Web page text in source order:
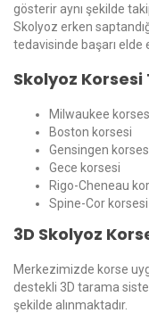
gösterir aynı şekilde
Skolyoz erken
tedavisinde başarı
Skolyoz
Milwaukee
Boston korsesi
Gensingen
Gece korsesi
Rigo-Cheneau
Spine-Cor korsesi
3D Skolyoz
Merkezimizde korse
destekli 3D tarama
şekilde alınmaktadır.